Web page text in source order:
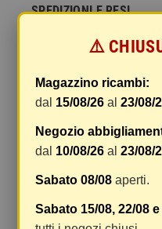
SPEDIZIONI E RESI
La spedizione del
dal ricevimento del
tramite BRT con
firma. Qualsiasi tipo
forniremo un link per
Le spese di
gestione e
⚠️
Magazzino ricambi:
dal 15/08/26 al23/08/
Negozio
dal 10/08/26 al23/08/
Sabato 08/08 aperti.
Sabato 15/08, 22/08 e